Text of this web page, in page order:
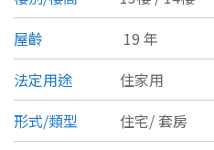
桃園市
新竹市
新竹縣
苗栗縣
公寓
別墅 透天厝
農舍 辦公
屋齡
19 年
法定用途
住家用
形式/類型
住宅/ 套房